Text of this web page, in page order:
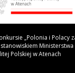
„Polonia i Polacy
Polskiej w Atenach